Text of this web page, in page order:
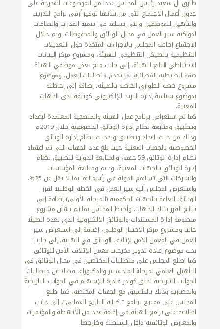
طارق آل سعيد رئيس المجلس عددا من الموضوعات المدرجة على
جدول أعمال الاجتماع التي من شأنها توفير أرقى برامج التدريب
والتأهيل للموظفين والتي تساعد في تنمية القدرات والطاقات
لمواكبة سير العمل في مجال الوثائق والمحفوظات. وتم خلال
الاجتماع إحاطة المجلس بالإجراءات المتخذة حول التعديلات
التنظيمية بالهيكل التنظيمي للهيئة، ومشروع مركز البيانات
الاحتياطي التابع للهيئة، إلى جانب منح بعض موظفي الهيئة
صفة الضبطية القضائية بما يخدم متطلبات العمل، وموضوع
مشروع خطة الطواري الخاصة بالهيئة، إضافة إلى إحاطته
بموضوع سياسة إدارة البريد الإلكتروني كوثيقة لدى الجهات
المعنية.
كما تم استعراض برنامج عمل الهيئة والمنهجية المعتمدة لإعداد
وتطبيق ومتابعة نظام إدارة الوثائق الخصوصية خلال 2019م
وذلك من حيث: اعداد وتطبيق وتحديث نظام إدارة الوثائق
الخصوصية بالجهات المعنية حيث بلغ عدد الجهات التي تم اعتماد
نظام إدارة الوثائق 59 جهة، والمتابعة الدورية لتطبيق نظام
إدارة الوثائق بالجهات المعنية، ودعم ومتابعة المؤسسات
والشركات التي تساهم الدولة في رأسمالها بما لا يقل عن 25%.
واستعرض المجلس اَلية سير العمل في الخطة الوطنية لفرز
الوثائق العامة بالجهات الحكومية (المرحلة الأولى) إضافة إلى
نتائج الفرز بتلك الجهات. وأحيط المجلس بما تم بشأن مشروع
منظومة إدارة المستندات والوثائق الالكترونية الذي تعده الهيئة
حاليا ومشروع مركز الاختبار الوطني، إضافة إلى استعراض سير
العمل في المعمل الاَمن لإتلاف الوثائق في الهيئة، إلى جانب
بحث موضوع إعادة تدوير مخرجات معمل الإتلاف الاَمن للوثائق.
كما اطلع المجلس على متطلبات المختصين في مجال الوثائق في
التأهيل العلمي لمرحلة الماجستير والدكتوراه، فضلا عن متطلبات
الجوانب التاريخية لخلق كوادر قادرة للإسهام في الجوانب التاريخية
والحضارية وذلك بالتنسيق مع الجهات المختصة، كما اطلع
المجلس على مقترح برنامج ” كتابة التاريخ العماني”، إلى جانب
اطلاعه على برامج الهيئة في إقامة عدد من الأنشطة والمؤتمرات
والمعارض الوثائقية داخل السلطنة وخارجها.